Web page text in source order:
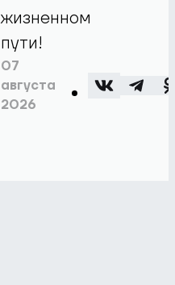
жизненном
пути!
07
августа
2026